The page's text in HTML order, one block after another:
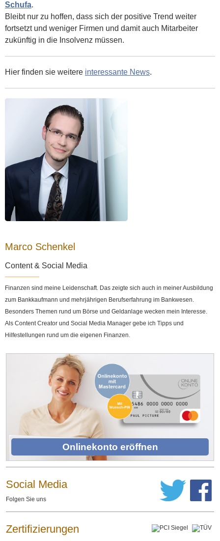
Schufa.
Bleibt nur zu hoffen, dass sich der positive Trend weiter
fortsetzt und weniger Firmen und damit auch Mitarbeiter
zukünftig in die Insolvenz müssen.
Hier finden sie weitere interessante News.
Marco Schenkel
Content & Social Media
Finanzen sind meine Leidenschaft. Das zeigte sich auch in meiner Ausbildung
zum Bankkaufmann und mehrjährigen Berufserfahrung im Bankwesen.
Besonders Themen rund um Börse und Geldanlage wecken mein Interesse.
Als Content Creator und Social Media Manager gebe ich Tipps und
Hilfestellungen rund um die eigenen Finanzen.
Onlinekonto eröffnen
Social Media
Folgen Sie uns
Zertifizierungen